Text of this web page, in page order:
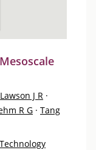
Lawson J R ·
R G · Tang